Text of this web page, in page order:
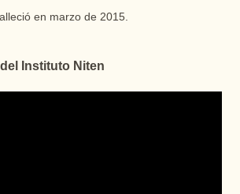
en marzo de 2015.
Instituto Niten